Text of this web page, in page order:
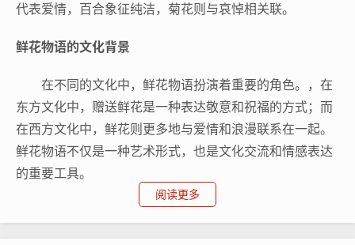
代表爱情，百合象征纯洁，菊花则与哀悼相关联。
鲜花物语的文化背景
在不同的文化中，鲜花物语扮演着重要的角色。，在
东方文化中，赠送鲜花是一种表达敬意和祝福的方式；而
在西方文化中，鲜花则更多地与爱情和浪漫联系在一起。
鲜花物语不仅是一种艺术形式，也是文化交流和情感表达
的重要工具。
鲜花物语在现代生活中的应用
阅读更多